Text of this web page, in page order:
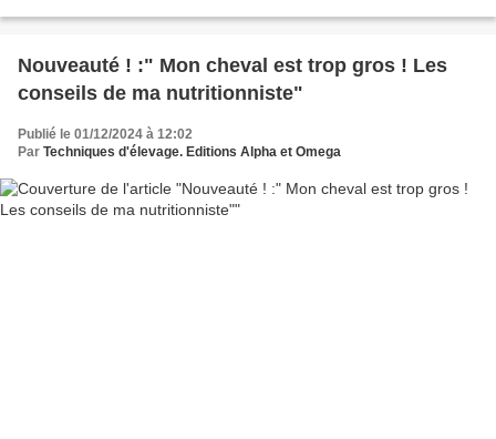
Nouveauté ! :" Mon cheval est trop gros ! Les
conseils de ma nutritionniste"
Publié le 01/12/2024 à 12:02
Par Techniques d'élevage. Editions Alpha et Omega